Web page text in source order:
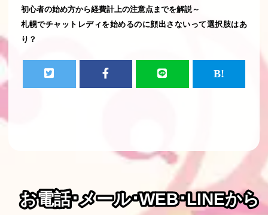
初心者の始め方から経費計上の注意点までを解説～
札幌でチャットレディを始めるのに顔出さないって選択肢はあ
り？
お電話･メール･WEB･LINEから
お電話･メール･WEB･LINEから